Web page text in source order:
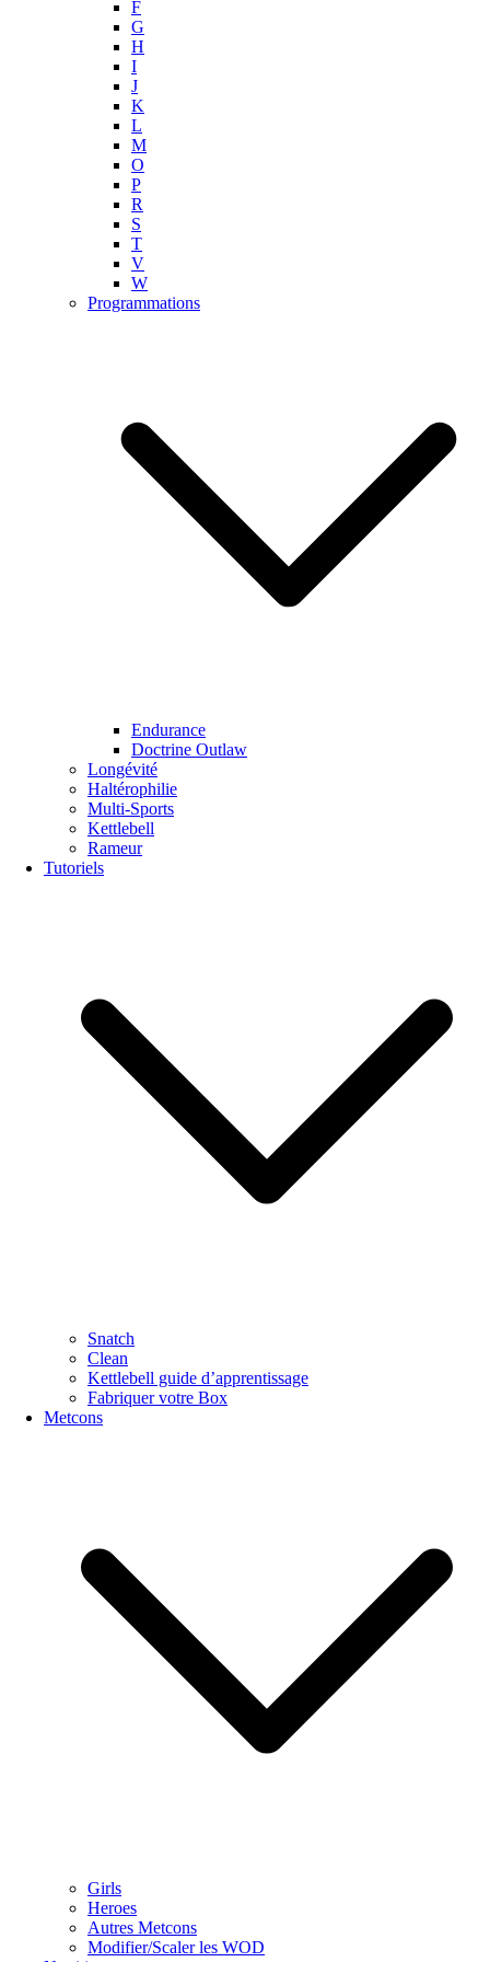
F
G
H
I
J
K
L
M
O
P
R
S
T
V
W
Programmations
Endurance
Doctrine Outlaw
Longévité
Haltérophilie
Multi-Sports
Kettlebell
Rameur
Tutoriels
Snatch
Clean
Kettlebell guide d’apprentissage
Fabriquer votre Box
Metcons
Girls
Heroes
Autres Metcons
Modifier/Scaler les WOD